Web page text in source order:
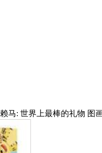
赖马: 世界上最棒的礼物 图